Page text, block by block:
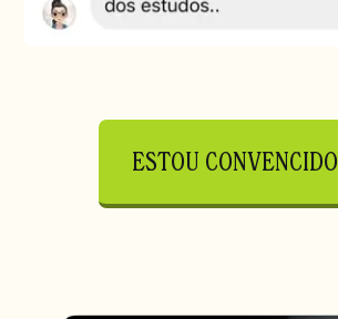
ESTOU CONVENCIDO